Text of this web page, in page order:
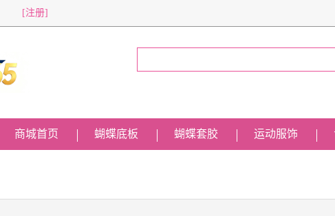
[注册]
商城首页 蝴蝶底板 蝴蝶套胶 运动服饰